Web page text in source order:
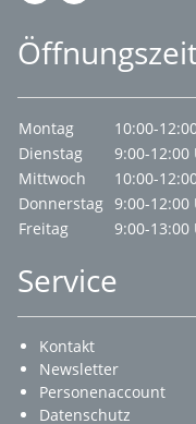
Montag
10:00-
Dienstag
9:00-12:00
Mittwoch
10:00-
Donnerstag 9:00-12:00
Freitag
9:00-13:00
Service
Kontakt
Newsletter
Personenaccount
Datenschutz